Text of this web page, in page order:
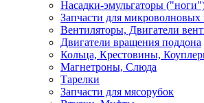
Насадки-эмульгаторы
Запчасти для микроволновых
Вентиляторы, Двигатели
Двигатели вращения поддона
Кольца, Крестовины,
Магнетроны, Слюда
Тарелки
Запчасти для мясорубок